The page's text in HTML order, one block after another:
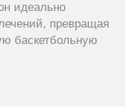
идеально
превращая
баскетбольную